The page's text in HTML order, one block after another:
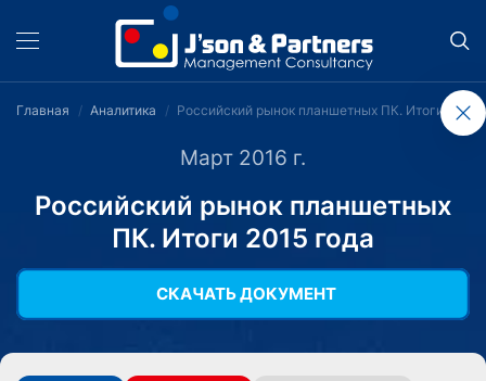
Главная Аналитика Российский рынок планшетных ПК. Итоги 2015
Март 2016 г.
Российский рынок планшетных
ПК. Итоги 2015 года
СКАЧАТЬ ДОКУМЕНТ